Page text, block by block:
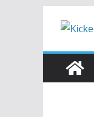
Inhalt